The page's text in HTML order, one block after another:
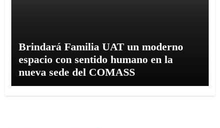
Brindará Familia UAT un moderno
espacio con sentido humano en la
nueva sede del COMASS